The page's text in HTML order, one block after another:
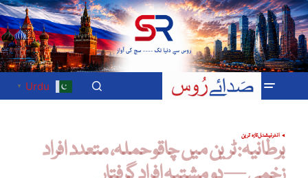
Urdu
▼
انٹرنیشنلتازہ ترین
برطانیہ: ٹرین میں چاقو حملہ، متعدد افراد